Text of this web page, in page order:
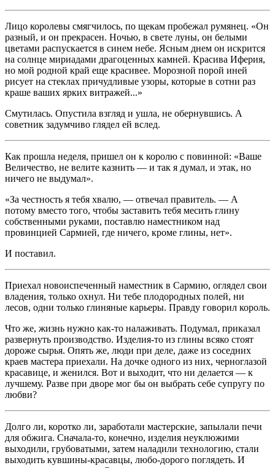
Лицо королевы смягчилось, по щекам пробежал румянец. «Он
разный, и он прекрасен. Ночью, в свете луны, он белыми
цветами распускается в синем небе. Ясным днем он искрится
на солнце мириадами драгоценных камней. Красива Иферия,
но мой родной край еще красивее. Морозной порой иней
рисует на стеклах причудливые узоры, которые в сотни раз
краше ваших ярких витражей...»
Смутилась. Опустила взгляд и ушла, не обернувшись. А
советник задумчиво глядел ей вслед.
Как прошла неделя, пришел он к королю с повинной: «Ваше
Величество, не велите казнить — и так я думал, и этак, но
ничего не выдумал».
«За честность я тебя хвалю, — отвечал правитель. — А
потому вместо того, чтобы заставить тебя месить глину
собственными руками, поставлю наместником над
провинцией Сармией, где ничего, кроме глины, нет».
И поставил.
Приехал новоиспеченный наместник в Сармию, оглядел свои
владения, только охнул. Ни тебе плодородных полей, ни
лесов, одни только глиняные карьеры. Правду говорил король.
Что же, жизнь нужно как-то налаживать. Подумал, приказал
развернуть производство. Изделия-то из глины всяко стоят
дороже сырья. Опять же, люди при деле, даже из соседних
краев мастера приехали. На дочке одного из них, черноглазой
красавице, и женился. Вот и выходит, что ни делается — к
лучшему. Разве при дворе мог бы он выбрать себе супругу по
любви?
Долго ли, коротко ли, заработали мастерские, запылали печи
для обжига. Сначала-то, конечно, изделия неуклюжими
выходили, грубоватыми, затем наладили технологию, стали
выходить кувшины-красавцы, любо-дорого поглядеть. И